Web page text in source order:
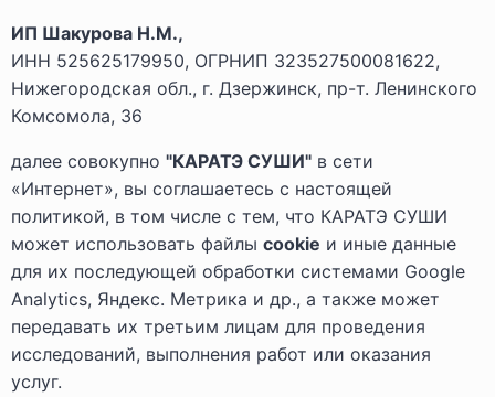
ИП Шакурова Н.М.,
ИНН 525625179950, ОГРНИП 323527500081622,
Нижегородская обл., г. Дзержинск, пр-т. Ленинского
Комсомола, 36
далее совокупно "КАРАТЭ СУШИ" в сети
«Интернет», вы соглашаетесь с настоящей
политикой, в том числе с тем, что КАРАТЭ СУШИ
может использовать файлы cookie и иные данные
для их последующей обработки системами Google
Analytics, Яндекс. Метрика и др., а также может
передавать их третьим лицам для проведения
исследований, выполнения работ или оказания
услуг.